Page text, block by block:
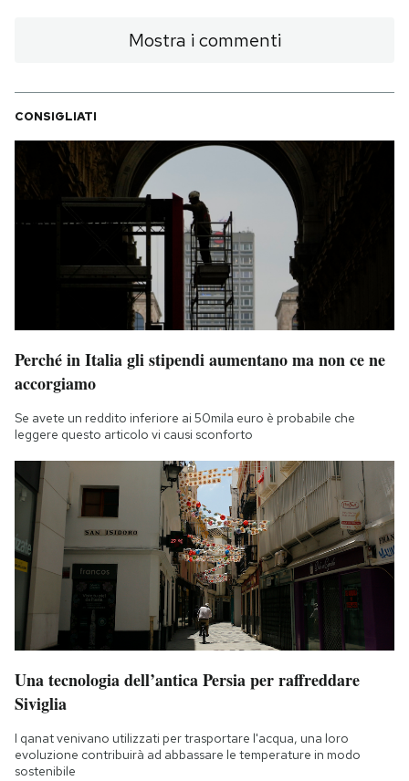
Mostra i commenti
CONSIGLIATI
Perché in Italia gli stipendi aumentano ma non ce ne
accorgiamo
Se avete un reddito inferiore ai 50mila euro è probabile che
leggere questo articolo vi causi sconforto
Una tecnologia dell’antica Persia per raffreddare
Siviglia
I qanat venivano utilizzati per trasportare l'acqua, una loro
evoluzione contribuirà ad abbassare le temperature in modo
sostenibile